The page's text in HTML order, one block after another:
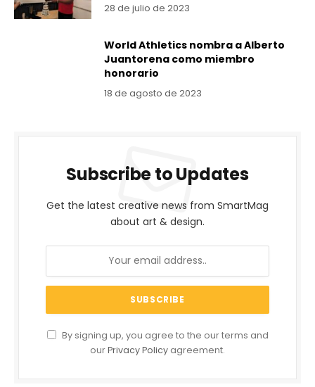
28 de julio de 2023
World Athletics nombra a Alberto
Juantorena como miembro
honorario
18 de agosto de 2023
Subscribe to Updates
Get the latest creative news from SmartMag
about art & design.
By signing up, you agree to the our terms and
ourPrivacy Policy agreement.